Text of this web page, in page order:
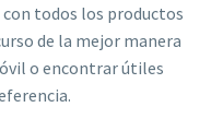
todos los productos
de la mejor manera
o encontrar útiles